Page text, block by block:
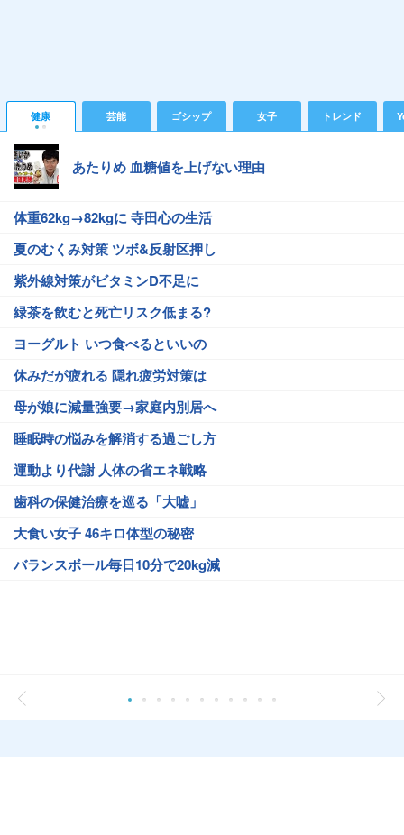
健康 芸能 ゴシップ 女子 トレンド
あたりめ 血糖値を上げない理由
体重62kg→82kgに 寺田心の生活
夏のむくみ対策 ツボ&反射区押し
紫外線対策がビタミンD不足に
緑茶を飲むと死亡リスク低まる?
ヨーグルト いつ食べるといいの
休みだが疲れる 隠れ疲労対策は
母が娘に減量強要→家庭内別居へ
睡眠時の悩みを解消する過ごし方
運動より代謝 人体の省エネ戦略
歯科の保健治療を巡る「大嘘」
大食い女子 46キロ体型の秘密
バランスボール毎日10分で20kg減